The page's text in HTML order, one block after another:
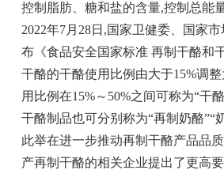
控制脂肪、糖和盐的含量,控制总能
2022年7月28日,国家卫健委、国家
布《食品安全国家标准 再制干酪和
干酪的干酪使用比例由大于15%调
用比例在15%～50%之间可称为“干
干酪制品也可分别称为“再制奶酪”“
此举在进一步推动再制干酪产品品
产再制干酪的相关企业提出了更高